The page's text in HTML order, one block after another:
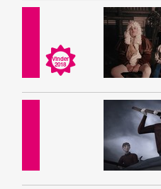
Vinder
2018